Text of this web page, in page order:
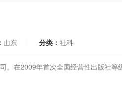
山东 分类： 社科
。在2009年首次全国经营性出版社等